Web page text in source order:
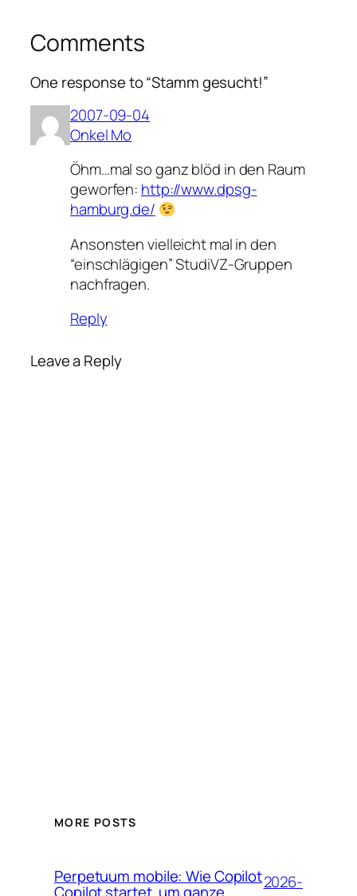
Comments
One response to “Stamm gesucht!”
2007-09-04
Onkel Mo
Öhm…mal so ganz blöd in den Raum
geworfen: http://www.dpsg-
hamburg.de/
Ansonsten vielleicht mal in den
“einschlägigen” StudiVZ-Gruppen
nachfragen.
Reply
Leave a Reply
MORE POSTS
Perpetuum mobile: Wie Copilot
Copilot startet, um ganze
2026-